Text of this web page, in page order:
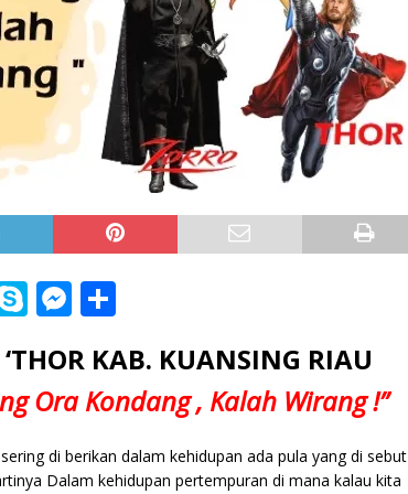
S
y
p
M
ss
e
n
g
ar
e
KAB. KUANSING RIAU
Ora Kondang , Kalah Wirang !”
di berikan dalam kehidupan ada pula yang di sebut
Dalam kehidupan pertempuran di mana kalau kita